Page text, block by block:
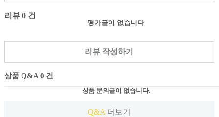
리뷰 0 건
평가글이 없습니다
리뷰 작성하기
상품 Q&A 0 건
상품 문의글이 없습니다.
Q&A 더보기